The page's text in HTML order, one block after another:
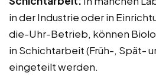
in der Industrie oder in
die-Uhr-Betrieb, können
in Schichtarbeit (Früh-, Spät-
eingeteilt werden.